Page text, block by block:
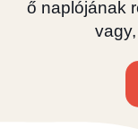
ő naplójának